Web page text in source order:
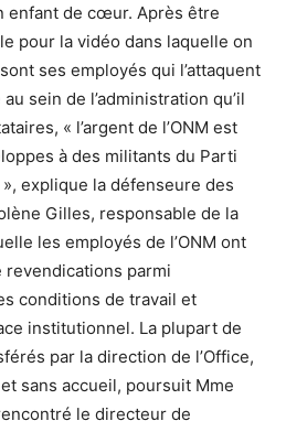
enfant de cœur. Après être
pour la vidéo dans laquelle on
ses employés qui l’attaquent
sein de l’administration qu’il
« l’argent de l’ONM est
à des militants du Parti
», explique la défenseure des
Gilles, responsable de la
les employés de l’ONM ont
parmi
conditions de travail et
institutionnel. La plupart de
par la direction de l’Office,
sans accueil, poursuit Mme
le directeur de